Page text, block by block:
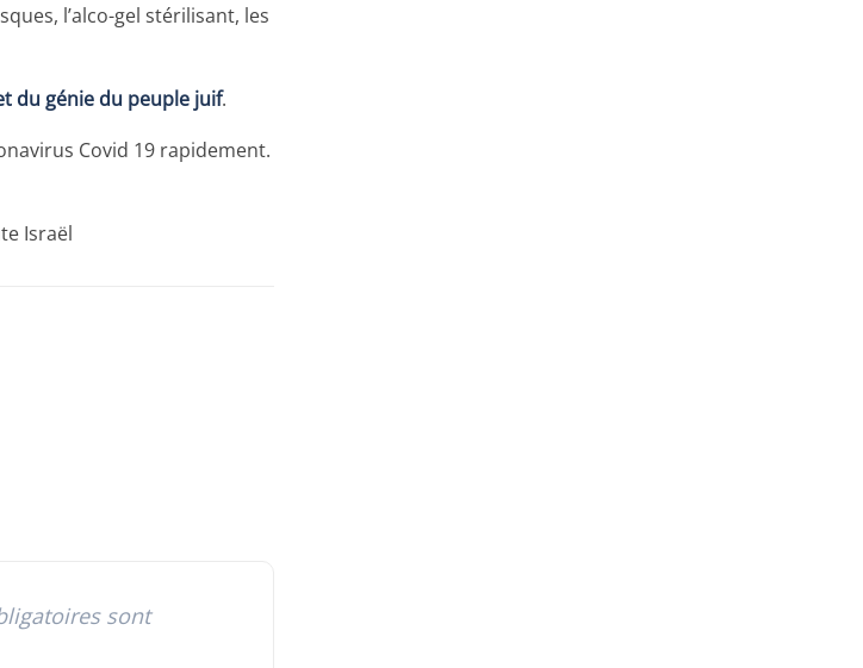
l’alco-gel stérilisant, les
du génie du peuple juif.
Covid 19 rapidement.
Israël
sont